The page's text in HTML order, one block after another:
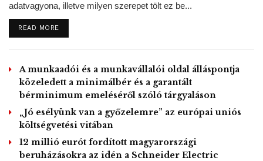
szerint egy olyan természetes rendszer jött létre, amely
tanulmányozására.
Felhívta a figyelmet arra, hogy a vadon területe zárt, oda
szigorú biztonsági szabályok betartásával jelenleg csak a
szakemberek léphetnek be. Európai bölények azonban
elmondása szerint a nemzeti park szalafői bemutatóhelyén
továbbra is megtekinthetők, a nemzeti park szakemberei
adatvagyona, illetve milyen szerepet tölt ez be...
READ MOREDETAILS
A munkaadói és a munkavállalói oldal álláspontja
közeledett a minimálbér és a garantált
bérminimum emeléséről szóló tárgyaláson
„Jó esélyünk van a győzelemre” az európai uniós
költségvetési vitában
12 millió eurót fordított magyarországi
beruházásokra az idén a Schneider Electric